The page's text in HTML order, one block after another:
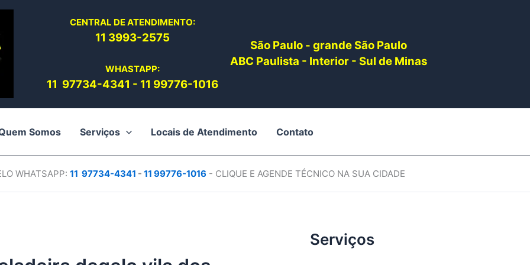
CENTRAL DE ATENDIMENTO:
11 3993-2575
WHASTAPP:
11 97734-4341 - 11 99776-1016
São Paulo - grande São Paulo
ABC Paulista - Interior - Sul de Minas
Somos Serviços Locais de Atendimento Contato
WHATSAPP: 11 97734-4341 - 11 99776-1016 - CLIQUE E AGENDE TÉCNICO NA SUA CIDADE
Serviços